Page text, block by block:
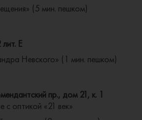
(5 мин. пешком)
Е
Невского» (1 мин. пешком)
пр., дом 21, к. 1
с оптикой «21 век»